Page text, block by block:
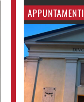
APPUNTAMENTI